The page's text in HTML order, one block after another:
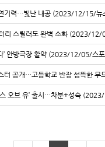
기력…빛난 내공 (2023/12/15/뉴
리 스릴러도 완벽 소화 (2023/
’ 안방극장 활약 (2023/12/05/스
터 공개⋯고등학교 반장 섬뜩한
스 오브 유’ 출시…차분+성숙